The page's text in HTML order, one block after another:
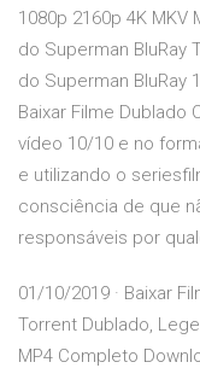
1080p 2160p 4K MKV
do Superman BluRay
do Superman BluRay
Baixar Filme
vídeo 10/10 e no
e utilizando o
consciência de que
responsáveis por
01/10/2019 · Baixar
Torrent Dublado,
MP4 Completo